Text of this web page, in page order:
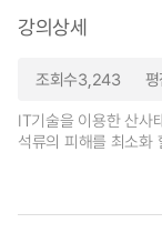
강의상세
조회수3,243
IT기술을 이용한 산사
석류의 피해를 최소화